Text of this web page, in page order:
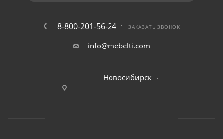
8-800-201-56-24 ЗАКАЗАТЬ ЗВОНОК
info@mebelti.com
Новосибирск